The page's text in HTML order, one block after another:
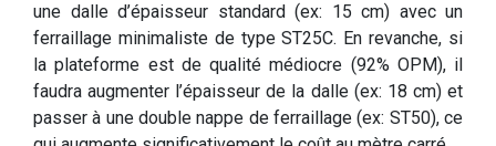
une dalle d’épaisseur standard (ex: 15 cm) avec un
ferraillage minimaliste de type ST25C. En revanche, si
la plateforme est de qualité médiocre (92% OPM), il
faudra augmenter l’épaisseur de la dalle (ex: 18 cm) et
passer à une double nappe de ferraillage (ex: ST50), ce